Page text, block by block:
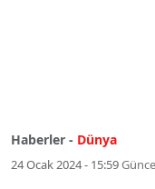
Haberler - Dünya
24 Ocak 2024 - 15:59